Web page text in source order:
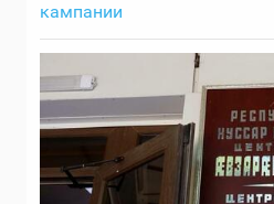
кампании